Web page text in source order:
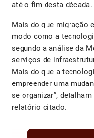
até o fim desta década.
Mais do que migração
modo como a
segundo a análise da
serviços de
Mais do que a
empreender uma
se organizar”,
relatório citado.